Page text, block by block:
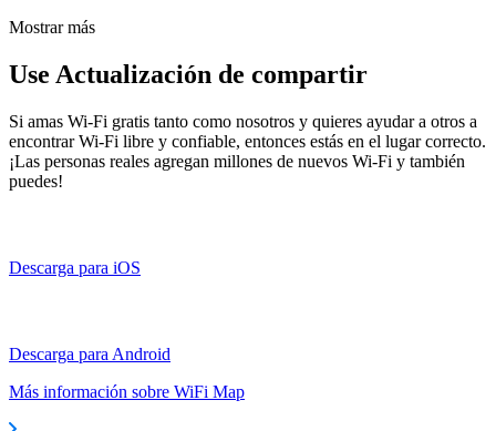
Mostrar más
Use Actualización de compartir
Si amas Wi-Fi gratis tanto como nosotros y quieres ayudar a otros a
encontrar Wi-Fi libre y confiable, entonces estás en el lugar correcto.
¡Las personas reales agregan millones de nuevos Wi-Fi y también
puedes!
Descarga para iOS
Descarga para Android
Más información sobre WiFi Map